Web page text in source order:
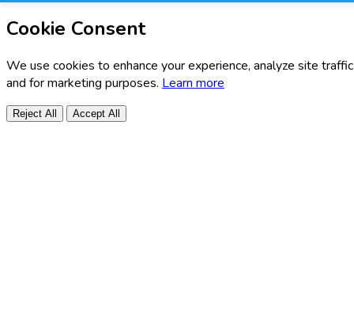
Cookie Consent
We use cookies to enhance your experience, analyze site
and for marketing purposes. Learn more
Reject All Accept All